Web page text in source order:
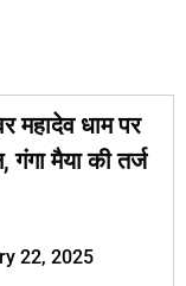
महादेव धाम पर
गंगा मैया की तर्ज
22, 2025